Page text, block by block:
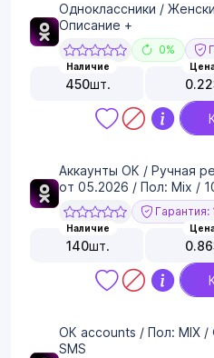
Одноклассники /
Описание +
0%
Наличие
450шт. 0.22
Аккаунты ОК / Ручная
от 05.2026 / Пол: Mix /
Гарантия:
Наличие
140шт. 0.86
ОК accounts / Пол: MIX /
SMS